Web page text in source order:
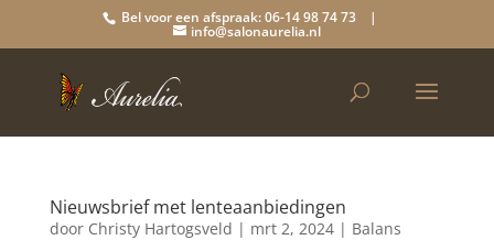
Bel voor een afspraak: 06-14 98 74 73 |
info@salonaurelia.nl
Nieuwsbrief met lenteaanbiedingen
door Christy Hartogsveld | mrt 2, 2024| Balans